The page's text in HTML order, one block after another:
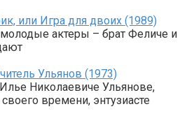
или Игра для двоих (1989)
актеры – брат Феличе и
Ульянов (1973)
Николаевиче Ульянове,
времени, энтузиасте